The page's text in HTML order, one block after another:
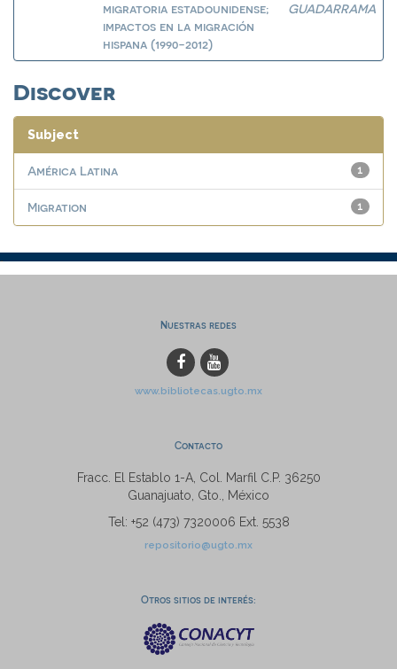
migratoria estadounidense;
impactos en la migración
hispana (1990-2012)
GUADARRAMA
Discover
Subject
1
América Latina
1
Migration
Nuestras redes
www.bibliotecas.ugto.mx
Contacto
Fracc. El Establo 1-A, Col. Marfil C.P. 36250
Guanajuato, Gto., México
Tel: +52 (473) 7320006 Ext. 5538
repositorio@ugto.mx
Otros sitios de interés: